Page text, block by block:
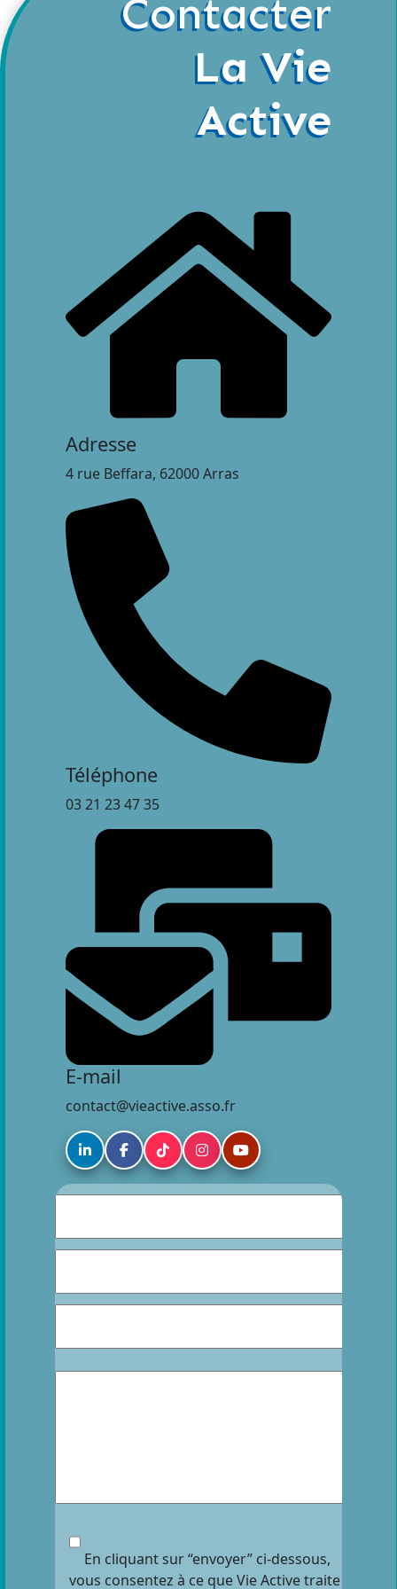
Contacter
La Vie
Active
Adresse
4 rue Beffara, 62000 Arras
Téléphone
03 21 23 47 35
E-mail
contact@vieactive.asso.fr
En cliquant sur “envoyer” ci-dessous,
vous consentez à ce que Vie Active traite